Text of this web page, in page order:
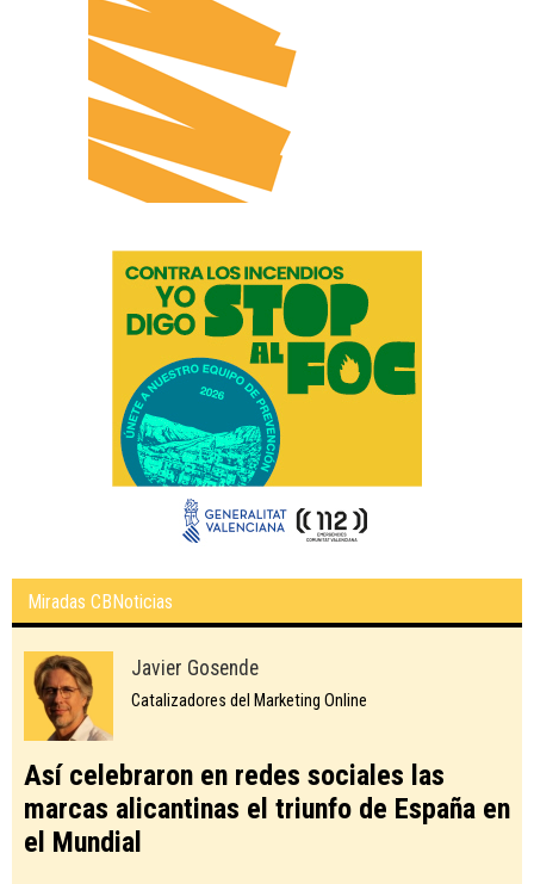
Miradas CBNoticias
Javier Gosende
Catalizadores del Marketing Online
Así celebraron en redes sociales las
marcas alicantinas el triunfo de España en
el Mundial